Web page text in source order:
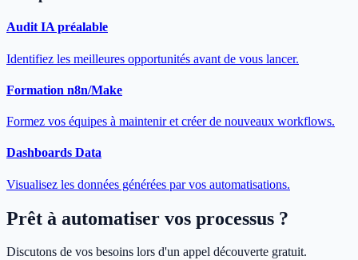
Audit IA préalable
Identifiez les meilleures opportunités avant de vous lancer.
Formation n8n/Make
Formez vos équipes à maintenir et créer de nouveaux workflows.
Dashboards Data
Visualisez les données générées par vos automatisations.
Prêt à automatiser vos processus ?
Discutons de vos besoins lors d'un appel découverte gratuit.